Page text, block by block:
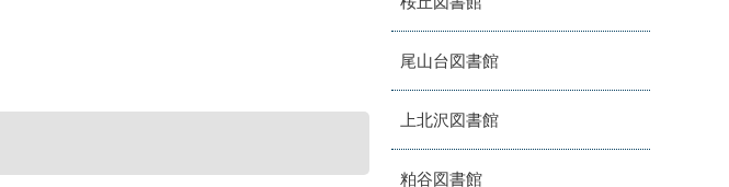
尾山台図書館
上北沢図書館
粕谷図書館